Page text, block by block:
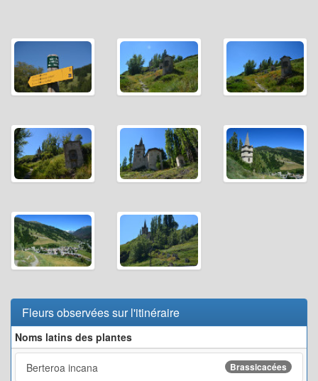
Fleurs observées sur l'itinéraire
Noms latins des plantes
Berteroa incana Brassicacées